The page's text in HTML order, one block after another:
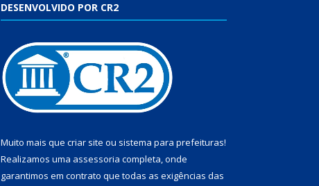
DESENVOLVIDO POR CR2
Muito mais que criar site ou sistema para prefeituras!
Realizamos uma assessoria completa, onde
garantimos em contrato que todas as exigências das